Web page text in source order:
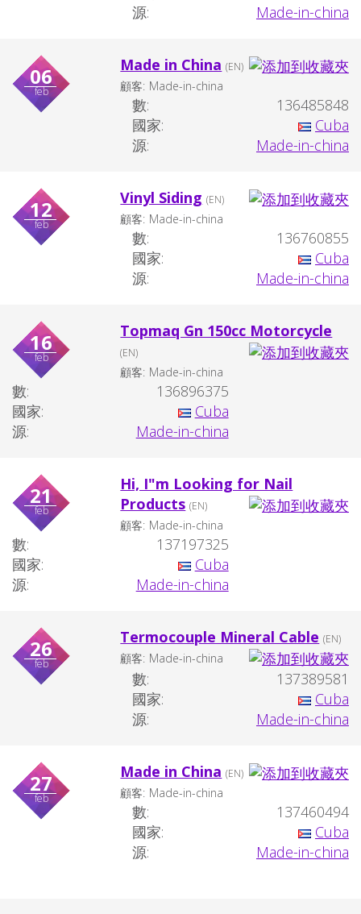
源:
Made-in-china
06
feb
Made in China (EN)
顧客: Made-in-china
數:
136485848
國家:
Cuba
源:
Made-in-china
12
feb
Vinyl Siding (EN)
顧客: Made-in-china
數:
136760855
國家:
Cuba
源:
Made-in-china
16
feb
Topmaq Gn 150cc Motorcycle
(EN)
顧客: Made-in-china
數:
136896375
國家:
Cuba
源:
Made-in-china
21
feb
Hi, I"m Looking for Nail
Products (EN)
顧客: Made-in-china
數:
137197325
國家:
Cuba
源:
Made-in-china
26
feb
Termocouple Mineral Cable (EN)
顧客: Made-in-china
數:
137389581
國家:
Cuba
源:
Made-in-china
27
feb
Made in China (EN)
顧客: Made-in-china
數:
137460494
國家:
Cuba
源:
Made-in-china